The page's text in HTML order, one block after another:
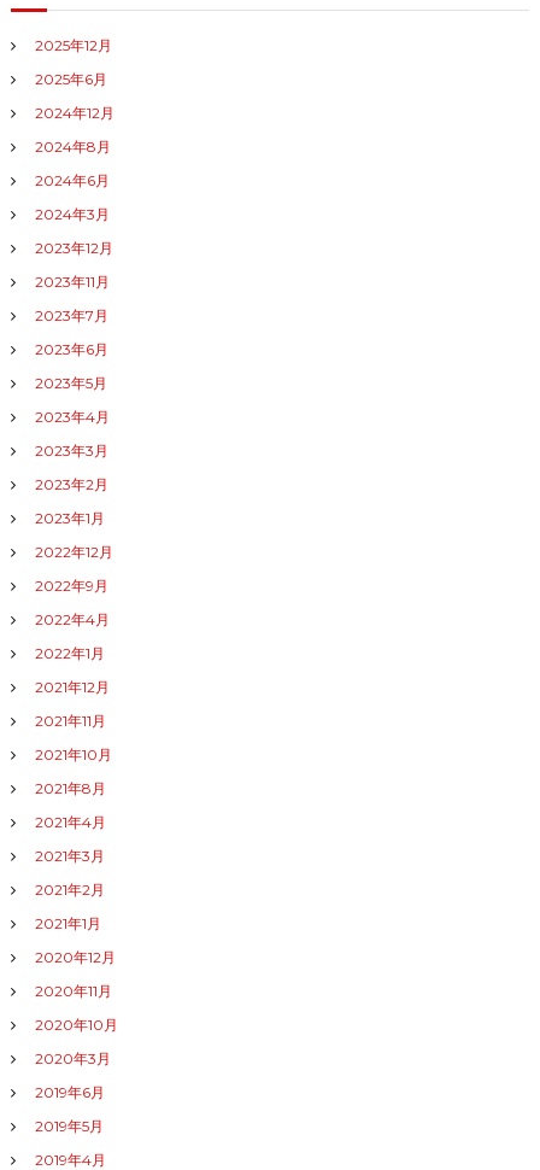
ン2025年12月
2025年6月
2024年12月
2024年8月
2024年6月
2024年3月
2023年12月
2023年11月
2023年7月
2023年6月
2023年5月
2023年4月
2023年3月
2023年2月
2023年1月
2022年12月
2022年9月
2022年4月
2022年1月
2021年12月
2021年11月
2021年10月
2021年8月
2021年4月
2021年3月
2021年2月
2021年1月
2020年12月
2020年11月
2020年10月
2020年3月
2019年6月
2019年5月
2019年4月